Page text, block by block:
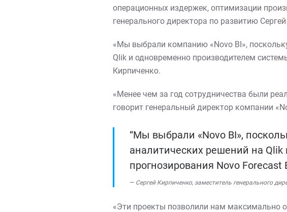
операционных издержек, оптимизации
генерального директора по развитию
«Мы выбрали компанию «Novo BI»,
Qlik и одновременно производителем
Кирпиченко.
«Менее чем за год сотрудничества были
говорит генеральный директор компании
“Мы выбрали «Novo BI»,
аналитических решений на
прогнозирования Novo Forecast
Сергей Кирпиченко, заместитель генерального
«Эти проекты позволили нам максимально